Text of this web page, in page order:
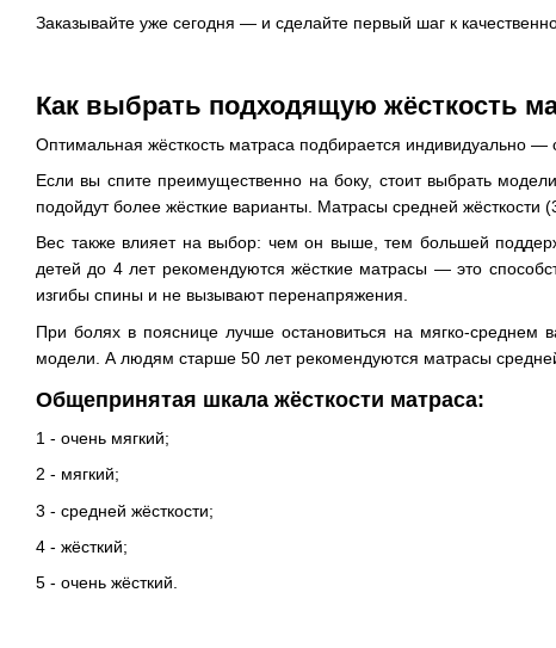
Заказывайте уже сегодня — и сделайте первый шаг к
Как выбрать подходящую жёсткость
Оптимальная жёсткость матраса подбирается индивидуально —
Если вы спите преимущественно на боку, стоит выбрать
подойдут более жёсткие варианты. Матрасы средней
Вес также влияет на выбор: чем он выше, тем большей
детей до 4 лет рекомендуются жёсткие матрасы — это
изгибы спины и не вызывают перенапряжения.
При болях в пояснице лучше остановиться на мягко-среднем
модели. А людям старше 50 лет рекомендуются матрасы
Общепринятая шкала жёсткости матраса:
1 - очень мягкий;
2 - мягкий;
3 - средней жёсткости;
4 - жёсткий;
5 - очень жёсткий.